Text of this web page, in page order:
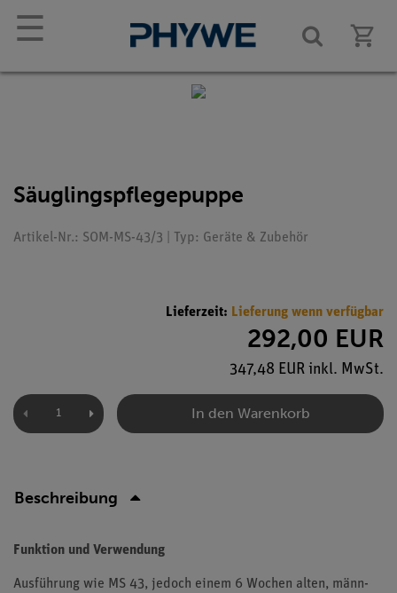
☰
Säuglingspflegepuppe
Artikel-Nr.: SOM-MS-43/3 | Typ: Geräte & Zubehör
Lieferzeit: Lieferung wenn verfügbar
292,00 EUR
347,48 EUR inkl. MwSt.
In den Warenkorb
Beschreibung
Funktion und Verwendung
Ausführung wie MS 43, jedoch einem 6 Wochen alten, männ-